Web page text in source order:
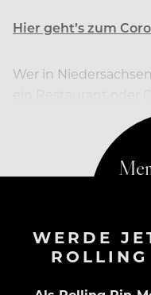
Hier geht’s zum
Wer in
Namen und
WERDE